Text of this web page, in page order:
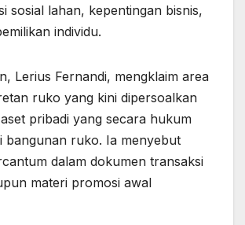
sosial lahan, kepentingan bisnis,
individu.
Lerius Fernandi, mengklaim area
ruko yang kini dipersoalkan
pribadi yang secara hukum
bangunan ruko. Ia menyebut
dalam dokumen transaksi
materi promosi awal